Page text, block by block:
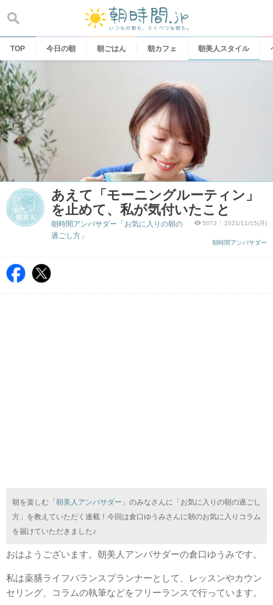
content
TOP 今日の朝 朝ごはん 朝カフェ 朝美人スタイル
あえて「モーニングルーティン」
を止めて、私が気付いたこと
5073 2021/11/15(月)
朝時間アンバサダー
朝時間アンバサダー「お気に入りの朝の
過ごし方」
朝を楽しむ「 朝美人アンバサダー 」のみなさんに「お気に入りの朝の過ごし
方」を教えていただく連載！今回は倉口ゆうみさんに朝のお気に入りコラム
を届けていただきました♪
おはようございます。朝美人アンバサダーの倉口ゆうみです。
私は薬膳ライフバランスプランナーとして、レッスンやカウン
セリング、コラムの執筆などをフリーランスで行っています。